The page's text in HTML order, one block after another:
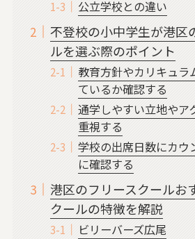
公立学校との違い
不登校の小中学生が港区
ルを選ぶ際のポイント
教育方針やカリキュラ
ているか確認する
通学しやすい立地やア
重視する
学校の出席日数にカウ
に確認する
港区のフリースクールお
クールの特徴を解説
ビリーバーズ広尾